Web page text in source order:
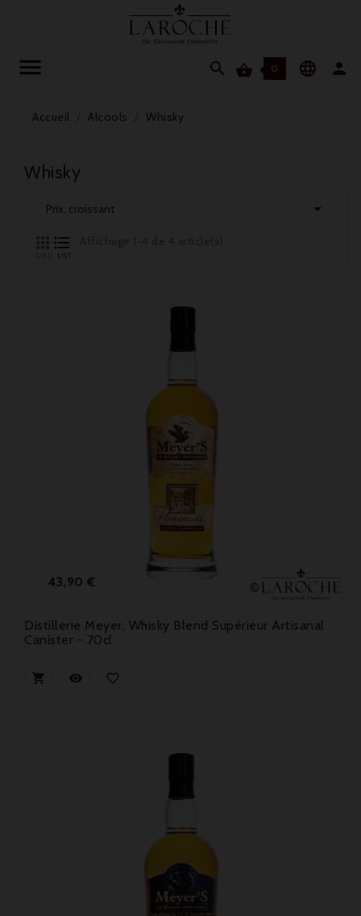
  0  
Accueil Alcools Whisky
Whisky
Prix, croissant


LIST
Prix
43,90 €
Distillerie Meyer, Whisky Blend Supérieur Artisanal
Canister - 70cl
  